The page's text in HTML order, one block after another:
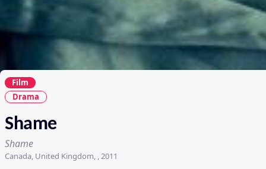
Film
Drama
Shame
Shame
Canada, United Kingdom, , 2011